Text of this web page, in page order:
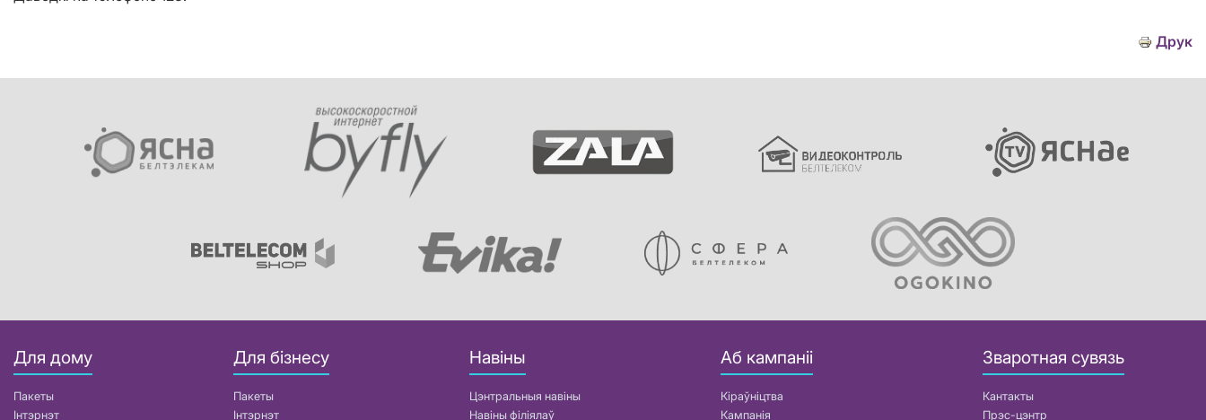
Друк
Для дому
Пакеты
Інтэрнэт
Для бізнесу
Пакеты
Інтэрнэт
Навіны
Цэнтральныя навіны
Навіны філіялаў
Аб кампаніі
Кіраўніцтва
Кампанія
Зваротная сувязь
Кантакты
Прэс-цэнтр